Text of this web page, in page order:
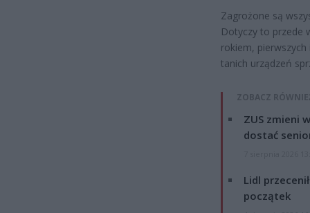
Zagrożone są
Dotyczy to przede
rokiem,
tanich urządzeń
ZOBACZ
ZUS zmieni
dostać
Lidl
początek